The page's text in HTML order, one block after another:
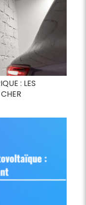
: LES